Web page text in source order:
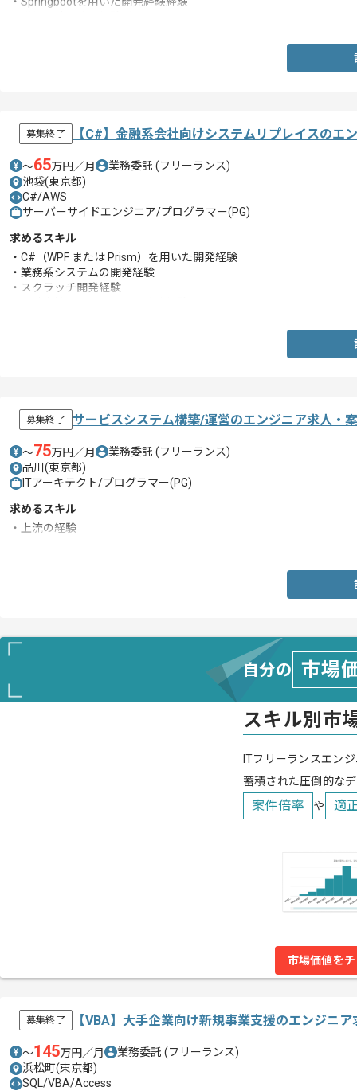
募集終了 【C#】金融系会社向けシステムリプレイスのエ
〜65万円／月 業務委託 (フリーランス)
池袋(東京都)
C#/AWS
サーバーサイドエンジニア/プログラマー(PG)
求めるスキル
・C#（WPF または Prism）を用いた開発経験
・業務系システムの開発経験
・スクラッチ開発経験
募集終了 サービスシステム構築/運営のエンジニア求人・
〜75万円／月 業務委託 (フリーランス)
品川(東京都)
ITアーキテクト/プログラマー(PG)
求めるスキル
・上流の経験
自分の 市場
スキル別市
ITフリーランスエン
蓄積された圧倒的な
案件倍率 や 適
市場価値を
募集終了 【VBA】大手企業向け新規事業支援のエンジニ
〜145万円／月 業務委託 (フリーランス)
浜松町(東京都)
SQL/VBA/Access